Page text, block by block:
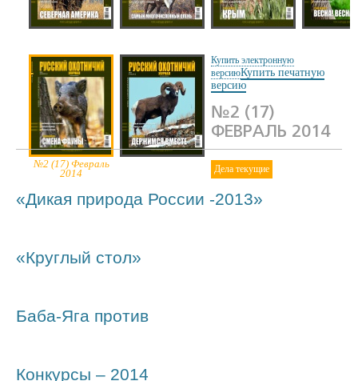
№2 (17) Февраль
2014
Купить электронную
версиюКупить печатную
версию
№2 (17)
ФЕВРАЛЬ 2014
Дела текущие
«Дикая природа России -2013»
«Круглый стол»
Баба-Яга против
Конкурсы – 2014